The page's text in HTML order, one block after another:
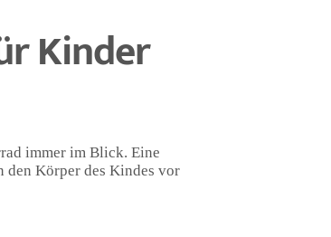
Kinder
immer im Blick. Eine
den Körper des Kindes vor